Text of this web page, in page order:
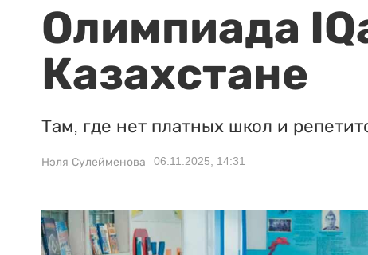
Олимпиада
Казахстане
Там, где нет платных школ и
Нэля Сулейменова 06.11.2025, 14:31